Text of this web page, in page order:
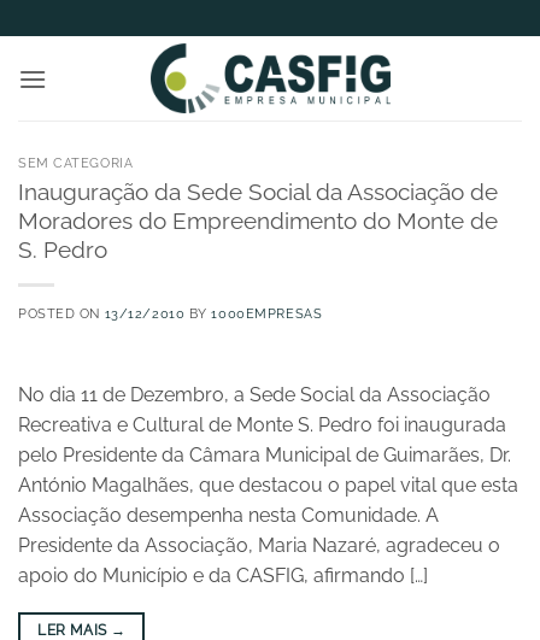
to
content
SEM CATEGORIA
Inauguração da Sede Social da Associação de
Moradores do Empreendimento do Monte de
S. Pedro
POSTED ON 13/12/2010 BY1000EMPRESAS
No dia 11 de Dezembro, a Sede Social da Associação
Recreativa e Cultural de Monte S. Pedro foi inaugurada
pelo Presidente da Câmara Municipal de Guimarães, Dr.
António Magalhães, que destacou o papel vital que esta
Associação desempenha nesta Comunidade. A
Presidente da Associação, Maria Nazaré, agradeceu o
apoio do Município e da CASFIG, afirmando […]
LER MAIS →